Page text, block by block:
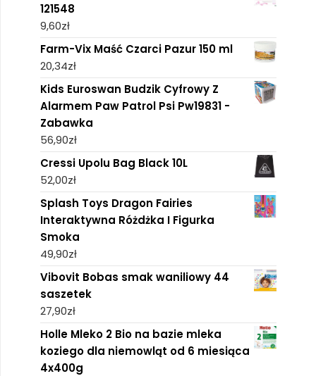
121548
9,60zł
Farm-Vix Maść Czarci Pazur 150 ml
20,34zł
Kids Euroswan Budzik Cyfrowy Z
Alarmem Paw Patrol Psi Pw19831 -
Zabawka
56,90zł
Cressi Upolu Bag Black 10L
52,00zł
Splash Toys Dragon Fairies
Interaktywna Różdżka I Figurka
Smoka
49,90zł
Vibovit Bobas smak waniliowy 44
saszetek
27,90zł
Holle Mleko 2 Bio na bazie mleka
koziego dla niemowląt od 6 miesiąca
4x400g